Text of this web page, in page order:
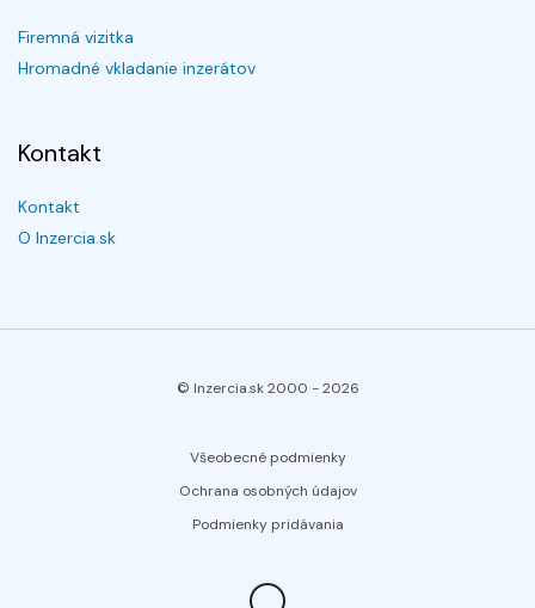
Firemná vizitka
Hromadné vkladanie inzerátov
Kontakt
Kontakt
O Inzercia.sk
© Inzercia.sk 2000 -2026
Všeobecné podmienky
Ochrana osobných údajov
Podmienky pridávania